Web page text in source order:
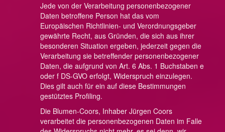
Jede von der Verarbeitung personenbezogener
Daten betroffene Person hat das vom
Europäischen Richtlinien- und Verordnungsgeber
gewährte Recht, aus Gründen, die sich aus ihrer
besonderen Situation ergeben, jederzeit gegen die
Verarbeitung sie betreffender personenbezogener
Daten, die aufgrund von Art. 6 Abs. 1 Buchstaben e
oder f DS-GVO erfolgt, Widerspruch einzulegen.
Dies gilt auch für ein auf diese Bestimmungen
gestütztes Profiling.
Die Blumen-Coors, Inhaber Jürgen Coors
verarbeitet die personenbezogenen Daten im Falle